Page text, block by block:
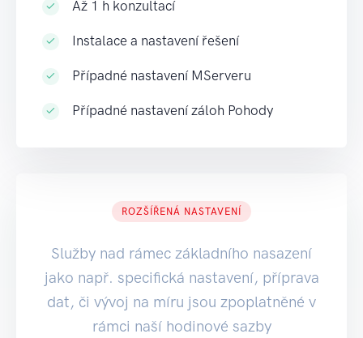
Až 1 h konzultací
Instalace a nastavení řešení
Případné nastavení MServeru
Případné nastavení záloh Pohody
ROZŠÍŘENÁ NASTAVENÍ
Služby nad rámec základního nasazení
jako např. specifická nastavení, příprava
dat, či vývoj na míru jsou zpoplatněné v
rámci naší hodinové sazby